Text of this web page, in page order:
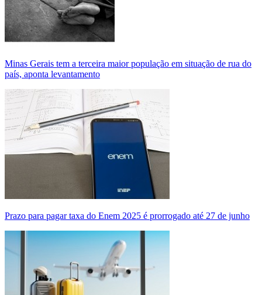
Minas Gerais tem a terceira maior população em situação de rua do
país, aponta levantamento
Prazo para pagar taxa do Enem 2025 é prorrogado até 27 de junho